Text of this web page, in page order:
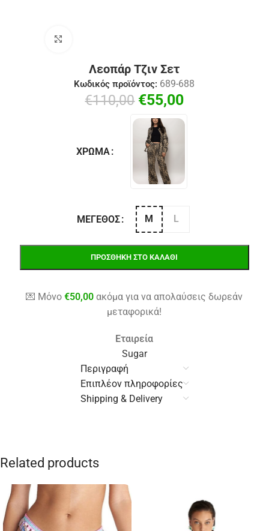
Λεοπάρ Τζιν Σετ
Κωδικός προϊόντος: 689-688
€110,00 €55,00
ΧΡΏΜΑ
ΜΈΓΕΘΟΣ M L
ΠΡΟΣΘΉΚΗ ΣΤΟ ΚΑΛΆΘΙ
💌 Μόνο€50,00 ακόμα για να απολαύσεις δωρεάν
μεταφορικά!
Εταιρεία
Sugar
Περιγραφή
Επιπλέον πληροφορίες
Shipping & Delivery
Related products